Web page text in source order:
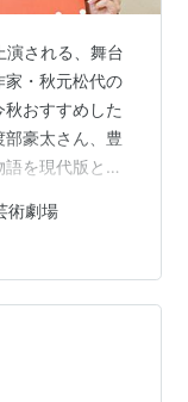
演される、舞台
家・秋元松代の
おすすめした
豪太さん、豊
を現代版とし
初となる稽古
語』あらすじ
形浄瑠璃『冥途
追心中卯月のい
元松代が書い
術劇場